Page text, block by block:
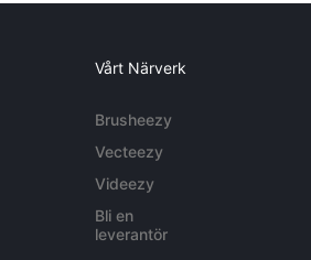
Vårt Närverk
Brusheezy
Vecteezy
Videezy
Bli en
leverantör